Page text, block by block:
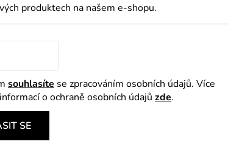
y
i
produktech na našem e-shopu.
souhlasíte se zpracováním osobních údajů. Více
informací o ochraně osobních údajů zde.
SE